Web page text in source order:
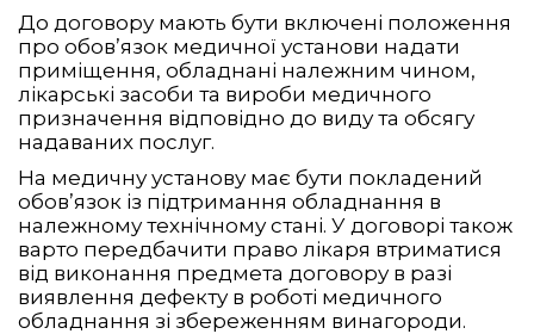
До договору мають бути включені положення
про обов’язок медичної установи надати
приміщення, обладнані належним чином,
лікарські засоби та вироби медичного
призначення відповідно до виду та обсягу
надаваних послуг.
На медичну установу має бути покладений
обов’язок із підтримання обладнання в
належному технічному стані. У договорі також
варто передбачити право лікаря втриматися
від виконання предмета договору в разі
виявлення дефекту в роботі медичного
обладнання зі збереженням винагороди.